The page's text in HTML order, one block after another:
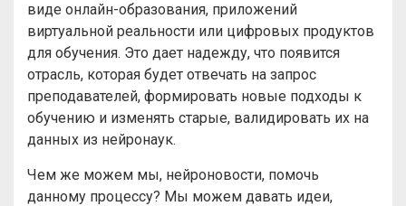
виде онлайн-образования, приложений
виртуальной реальности или цифровых продуктов
для обучения. Это дает надежду, что появится
отрасль, которая будет отвечать на запрос
преподавателей, формировать новые подходы к
обучению и изменять старые, валидировать их на
данных из нейронаук.
Чем же можем мы, нейроновости, помочь
данному процессу? Мы можем давать идеи,